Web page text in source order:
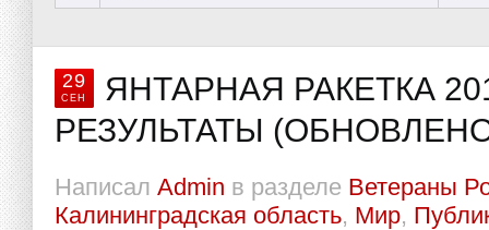
29
СЕН
ЯНТАРНАЯ РАКЕТКА
РЕЗУЛЬТАТЫ
Написал Admin в разделе Ветераны
Калининградская область, Мир,